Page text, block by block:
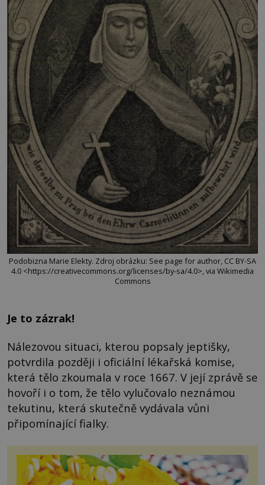
Podobizna Marie Elekty. Zdroj obrázku: See page for author, CC BY-SA
4.0 <https://creativecommons.org/licenses/by-sa/4.0>, via Wikimedia
Commons
Je to zázrak!
Nálezovou situaci, kterou popsaly jeptišky,
potvrdila později i oficiální lékařská komise,
která tělo zkoumala v roce 1667. V její zprávě se
hovoří i o tom, že tělo vylučovalo neznámou
tekutinu, která skutečně vydávala vůni
připomínající fialky.